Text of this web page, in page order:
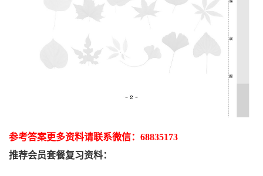
参考答案更多资料请联系微信： 68835173
推荐会员套餐复习资料：